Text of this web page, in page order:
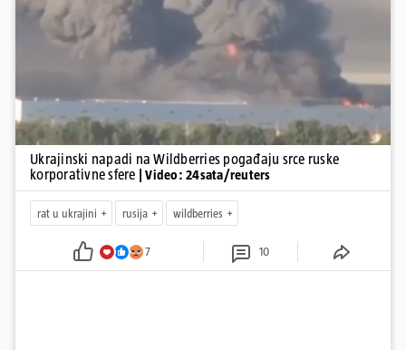
Pokretanje videa...
Ukrajinski napadi na Wildberries pogađaju srce ruske
korporativne sfere
| Video: 24sata/reuters
rat u ukrajini rusija wildberries
7 10